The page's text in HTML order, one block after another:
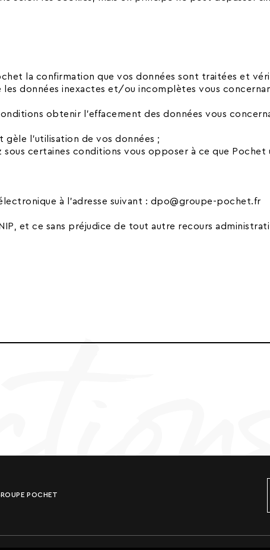
la confirmation que vos données sont traitées et
données inexactes et/ou incomplètes vous
obtenir l’effacement des données vous
l’utilisation de vos données ;
certaines conditions vous opposer à ce que Pochet
à l'adresse suivant : dpo@groupe-pochet.fr
et ce sans préjudice de tout autre recours
POCHET